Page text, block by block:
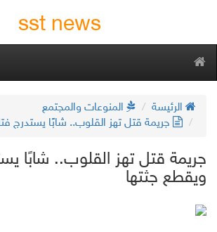
sst news
الرئيسة
المنوعات والمجتمع
جريمة قتل تهز القلوب.. شابًا يستدرج
جريمة قتل تهز القلوب.. شابًا
ويقطع جثتها